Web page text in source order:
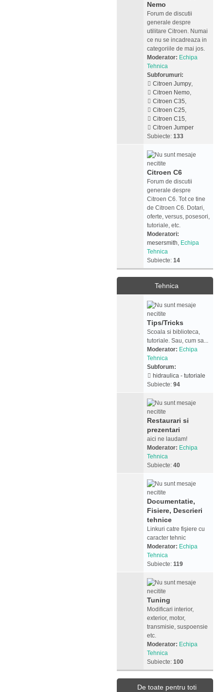
Nemo
Forum de discutii
generale despre
utilitare Citroen. Numai
ce nu se incadreaza in
categoriile de mai jos.
Moderator: Echipa
Tehnica
Subforumuri:
Citroen Jumpy,
Citroen Nemo,
Citroen C35,
Citroen C25,
Citroen C15,
Citroen Jumper
Subiecte: 133
Citroen C6
Forum de discutii
generale despre
Citroen C6. Tot ce tine
de Citroen C6. Dotari,
oferte, versus, posesori,
tutoriale, etc.
Moderatori:
mesersmith, Echipa
Tehnica
Subiecte: 14
Tehnica
Tips/Tricks
Scoala si biblioteca,
tutoriale. Sau, cum sa...
Moderator: Echipa
Tehnica
Subforum:
hidraulica - tutoriale
Subiecte: 94
Restaurari si
prezentari
aici ne laudam!
Moderator: Echipa
Tehnica
Subiecte: 40
Documentatie,
Fisiere, Descrieri
tehnice
Linkuri catre fişiere cu
caracter tehnic
Moderator: Echipa
Tehnica
Subiecte: 119
Tuning
Modificari interior,
exterior, motor,
transmisie, suspoensie
etc.
Moderator: Echipa
Tehnica
Subiecte: 100
De toate pentru toti